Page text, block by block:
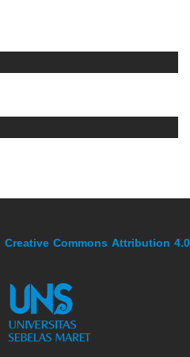
Creative Commons Attribution 4.0